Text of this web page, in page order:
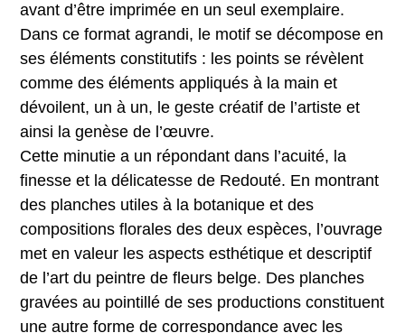
avant d’être imprimée en un seul exemplaire.
Dans ce format agrandi, le motif se décompose en
ses éléments constitutifs : les points se révèlent
comme des éléments appliqués à la main et
dévoilent, un à un, le geste créatif de l’artiste et
ainsi la genèse de l’œuvre.
Cette minutie a un répondant dans l’acuité, la
finesse et la délicatesse de Redouté. En montrant
des planches utiles à la botanique et des
compositions florales des deux espèces, l’ouvrage
met en valeur les aspects esthétique et descriptif
de l’art du peintre de fleurs belge. Des planches
gravées au pointillé de ses productions constituent
une autre forme de correspondance avec les